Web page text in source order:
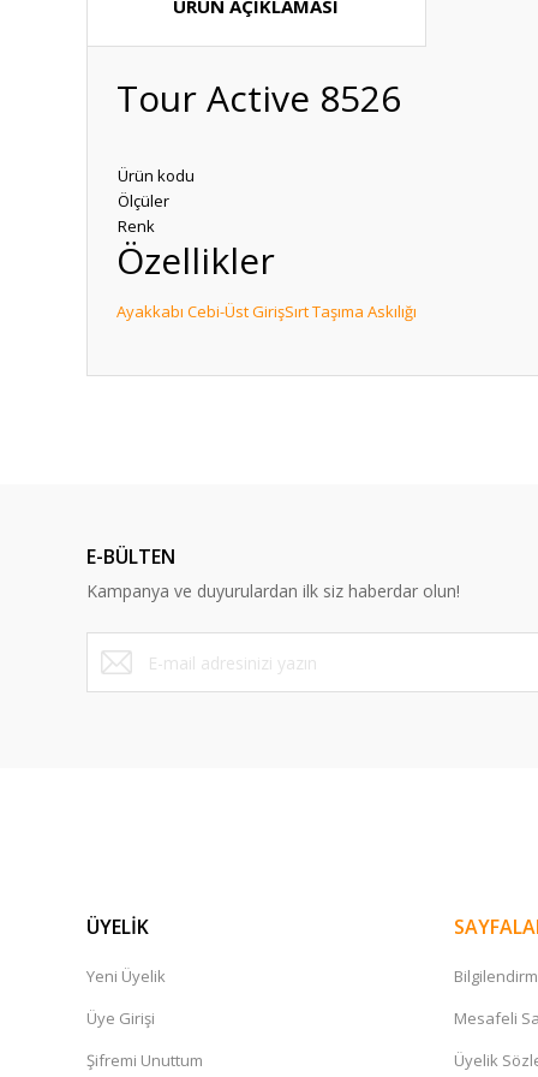
ÜRÜN AÇIKLAMASI
Tour Active 8526
Ürün kodu
Ölçüler
Renk
Özellikler
Ayakkabı Cebi-Üst GirişSırt Taşıma Askılığı
Ürün bilgilerinde hatalar bulunuyor.
Ürün fiyatı diğer sitelerden daha pahalı.
Bu ürüne benzer farklı alternatifler olmalı.
E-BÜLTEN
Kampanya ve duyurulardan ilk siz haberdar olun!
ÜYELİK
Yeni Üyelik
Üye Girişi
Şifremi Unuttum
Mesafeli
Üyelik